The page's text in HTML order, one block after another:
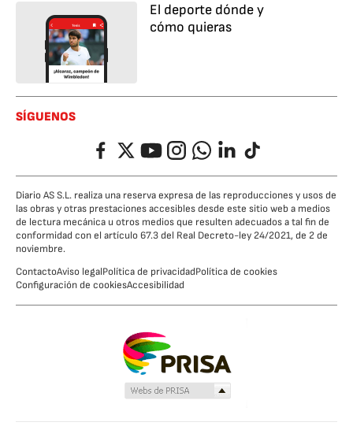
El deporte dónde y
cómo quieras
SÍGUENOS
FacebookTwitterYouTubeInstagramWhatsappLinkedIn
TikTok
Diario AS S.L. realiza una reserva expresa de las reproducciones y usos de
las obras y otras prestaciones accesibles desde este sitio web a medios
de lectura mecánica u otros medios que resulten adecuados a tal fin de
conformidad con el artículo 67.3 del Real Decreto-ley 24/2021, de 2 de
noviembre.
ContactoAviso legalPolítica de privacidadPolítica de cookies
Configuración de cookiesAccesibilidad